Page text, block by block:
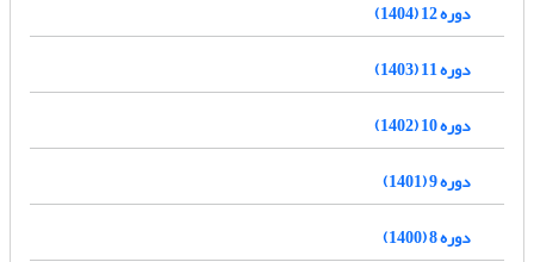
دوره 12 (1404)
دوره 11 (1403)
دوره 10 (1402)
دوره 9 (1401)
دوره 8 (1400)